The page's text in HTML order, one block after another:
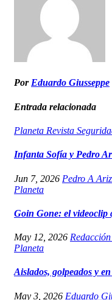
PorEduardo Giusseppe
Entrada relacionada
Planeta Revista
Infanta Sofía y Pedro
Jun 7, 2026 Pedro A
Planeta
Goin Gone: el videoclip
May 12, 2026
Planeta
Aislados, golpeados y
May 3, 2026 Eduardo